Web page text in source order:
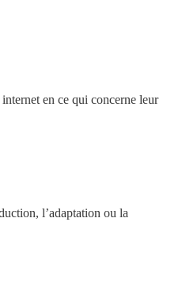
en ce qui concerne leur
l’adaptation ou la